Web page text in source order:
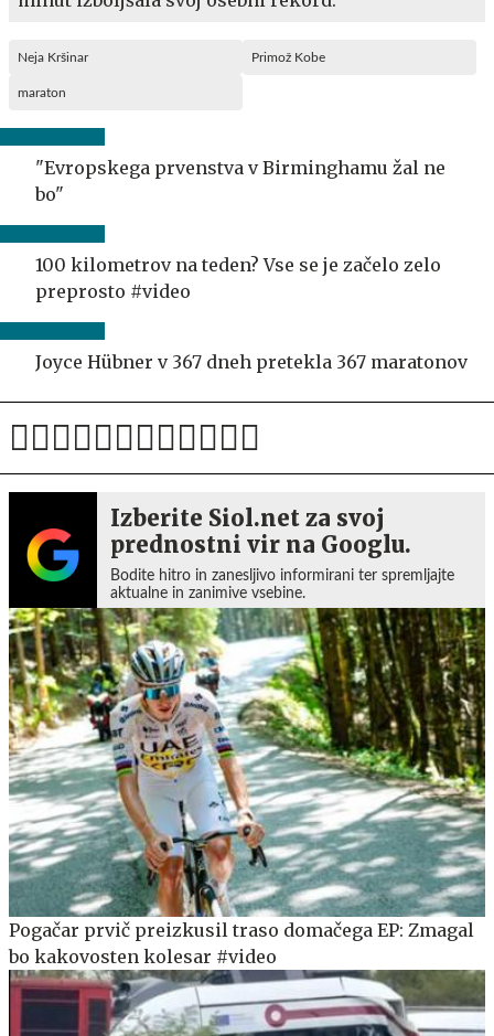
Neja Kršinar Primož Kobe
maraton
"Evropskega prvenstva v Birminghamu žal ne
bo"
100 kilometrov na teden? Vse se je začelo zelo
preprosto #video
Joyce Hübner v 367 dneh pretekla 367 maratonov
Izberite Siol.net za svoj
prednostni vir na Googlu.
Bodite hitro in zanesljivo informirani ter spremljajte
aktualne in zanimive vsebine.
Pogačar prvič preizkusil traso domačega EP: Zmagal
bo kakovosten kolesar #video